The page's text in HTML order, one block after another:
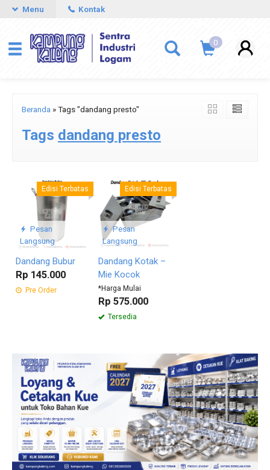
Menu Kontak
0
Beranda »Tags "dandang presto"
Tags dandang presto
Pesan
Langsung
Edisi Terbatas
Dandang Bubur
Rp 145.000
Pre Order
Pesan
Langsung
Edisi Terbatas
Dandang Kotak –
Mie Kocok
*Harga Mulai
Rp 575.000
Tersedia